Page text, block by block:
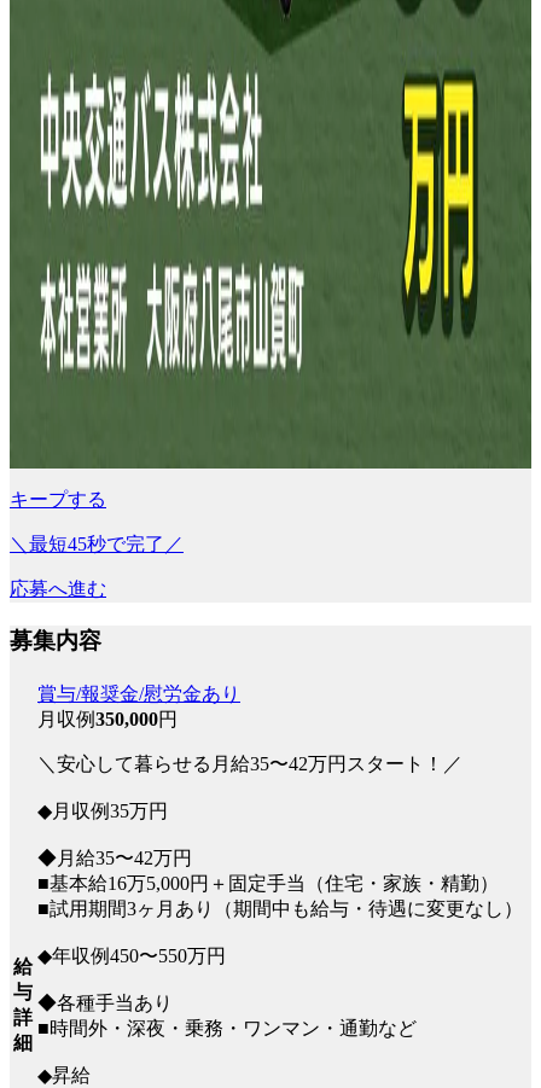
キープする
＼最短45秒で完了／
応募へ進む
募集内容
給
与
詳
細
賞与/報奨金/慰労金あり
月収例350,000円
＼安心して暮らせる月給35〜42万円スタート！／
◆月収例35万円
◆月給35〜42万円
■基本給16万5,000円＋固定手当（住宅・家族・精勤）
■試用期間3ヶ月あり（期間中も給与・待遇に変更なし）
◆年収例450〜550万円
◆各種手当あり
■時間外・深夜・乗務・ワンマン・通勤など
◆昇給